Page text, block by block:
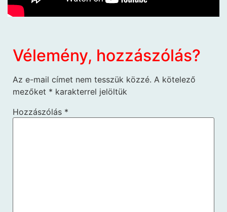
Vélemény, hozzászólás?
Az e-mail címet nem tesszük közzé. A kötelező
mezőket * karakterrel jelöltük
Hozzászólás *